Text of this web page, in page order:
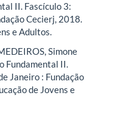
II. Fascículo 3:
Cecierj, 2018.
e Adultos.
Simone
Fundamental II.
Janeiro : Fundação
de Jovens e